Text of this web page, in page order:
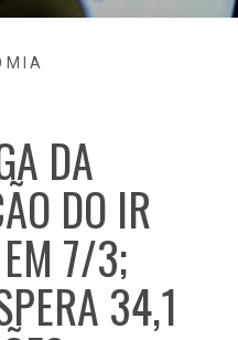
DA
DO IR
7/3;
34,1